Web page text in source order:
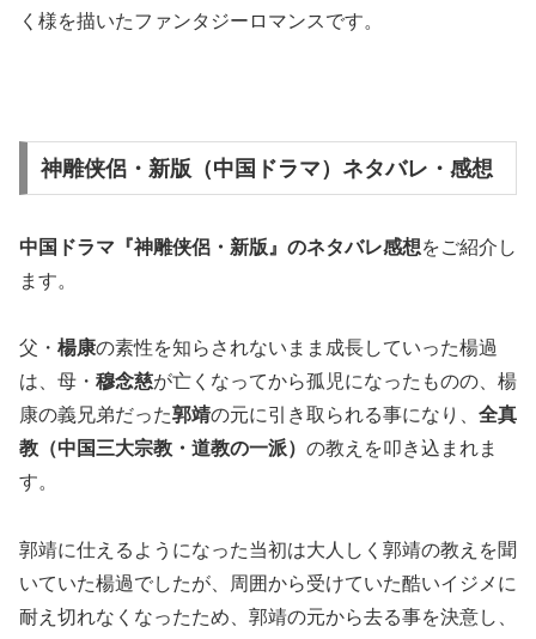
く様を描いたファンタジーロマンスです。
神雕侠侶・新版（中国ドラマ）ネタバレ・感想
中国ドラマ『神雕侠侶・新版』のネタバレ感想をご紹介し
ます。
父・ 楊康の素性を知らされないまま成長していった楊過
は、母・ 穆念慈が亡くなってから孤児になったものの、楊
康の義兄弟だった郭靖の元に引き取られる事になり、 全真
教（中国三大宗教・道教の一派） の教えを叩き込まれま
す。
郭靖に仕えるようになった当初は大人しく郭靖の教えを聞
いていた楊過でしたが、周囲から受けていた酷いイジメに
耐え切れなくなったため、郭靖の元から去る事を決意し、